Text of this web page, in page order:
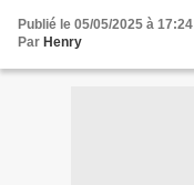
Publié le 05/05/2025 à 17:24
Par Henry